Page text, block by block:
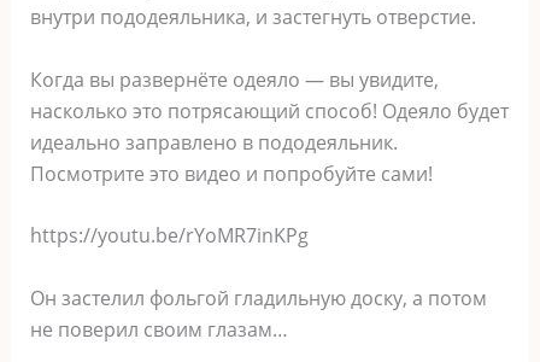
внутри пододеяльника, и застегнуть отверстие.
Когда вы развернёте одеяло — вы увидите,
насколько это потрясающий способ! Одеяло будет
идеально заправлено в пододеяльник.
Посмотрите это видео и попробуйте сами!
https://youtu.be/rYoMR7inKPg
Он застелил фольгой гладильную доску, а потом
не поверил своим глазам…